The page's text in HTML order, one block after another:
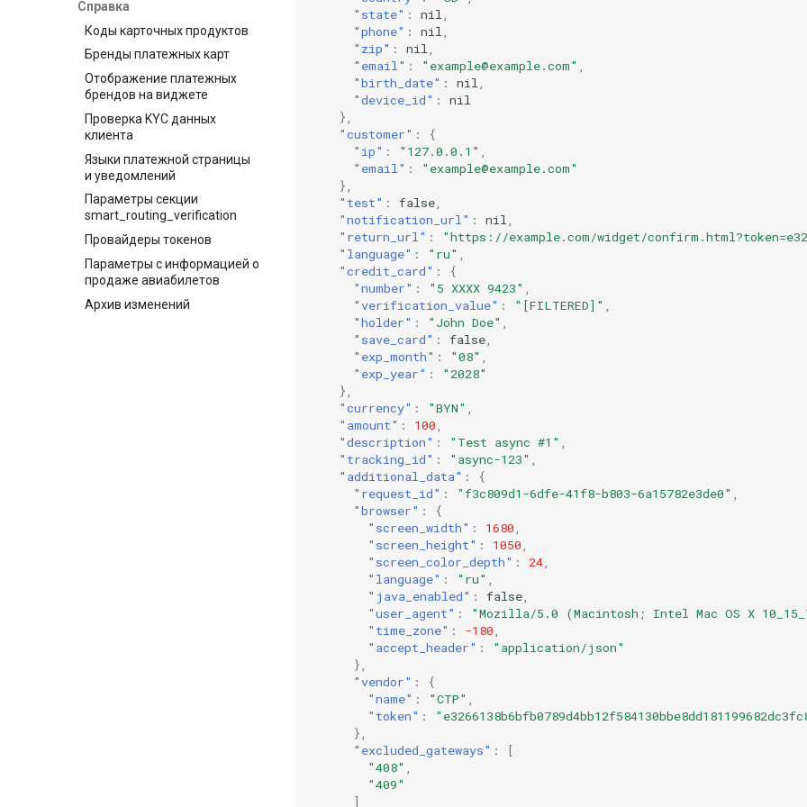
отчетов
Справка
Коды карточных продуктов
Бренды платежных карт
Отображение платежных
брендов на виджете
Проверка KYC данных
клиента
Языки платежной страницы
и уведомлений
Параметры секции
smart_routing_verification
Провайдеры токенов
Параметры с информацией о
продаже авиабилетов
Архив изменений
"state" : nil,
"phone" : nil,
"zip" : nil,
"email" : "example@example.com" ,
"birth_date" : nil,
"device_id" : nil
},
"customer" :
{
"ip" : "127.0.0.1" ,
"email" :
"example@example.com"
},
"test" : false,
"notification_url" : nil,
"return_url" :
"https://example.com/widget/
"language" : "ru" ,
"credit_card" :
{
"number" : "5 XXXX 9423" ,
"verification_value" : "[FILTERED]" ,
"holder" : "John Doe" ,
"save_card" : false,
"exp_month" : "08" ,
"exp_year" :
"2028"
},
"currency" : "BYN" ,
"amount" : 100,
"description" : "Test async #1" ,
"tracking_id" : "async-123" ,
"additional_data" :
{
"request_id" : "f3c809d1-6dfe-41f8-b803-6a15782e3de0" ,
"browser" :
{
"screen_width" : 1680,
"screen_height" : 1050,
"screen_color_depth" : 24,
"language" : "ru" ,
"java_enabled" : false,
"user_agent" :
"Mozilla/5.0 (Macintosh; Intel Mac OS X
"time_zone" : -180,
"accept_header" :
"application/json"
},
"vendor" :
{
"name" : "CTP" ,
"token" :
},
"excluded_gateways" :
[
"408" ,
"409"
]